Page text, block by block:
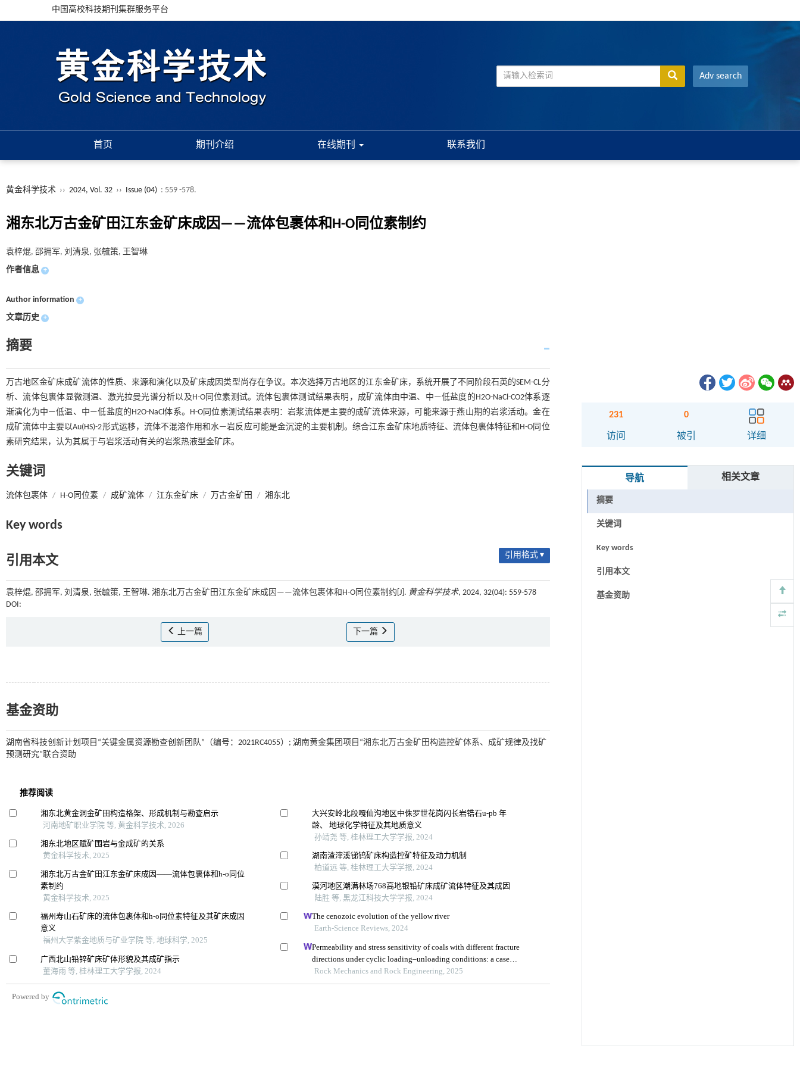
中国高校科技期刊集群服务平台
Adv search
首页 期刊介绍 在线期刊 联系我们
黄金科学技术 ›› 2024, Vol. 32 ›› Issue (04) : 559 -578.
湘东北万古金矿田江东金矿床成因——流体包裹体和H-O同位素制约
袁梓焜, 邵拥军, 刘清泉, 张毓策, 王智琳
作者信息 +
Author information +
文章历史 +
摘要
万古地区金矿床成矿流体的性质、来源和演化以及矿床成因类型尚存在争议。本次选择万古地区的江东金矿床，系统开展了不同阶段石英的SEM-CL分
析、流体包裹体显微测温、激光拉曼光谱分析以及H-O同位素测试。流体包裹体测试结果表明，成矿流体由中温、中—低盐度的H2O-NaCl-CO2体系逐
渐演化为中—低温、中—低盐度的H2O-NaCl体系。H-O同位素测试结果表明：岩浆流体是主要的成矿流体来源，可能来源于燕山期的岩浆活动。金在
成矿流体中主要以Au(HS)-2形式运移，流体不混溶作用和水—岩反应可能是金沉淀的主要机制。综合江东金矿床地质特征、流体包裹体特征和H-O同位
素研究结果，认为其属于与岩浆活动有关的岩浆热液型金矿床。
关键词
流体包裹体 / H-O同位素 / 成矿流体 / 江东金矿床 / 万古金矿田 / 湘东北
Key words
引用本文 引用格式 ▾
袁梓焜, 邵拥军, 刘清泉, 张毓策, 王智琳. 湘东北万古金矿田江东金矿床成因——流体包裹体和H-O同位素制约[J]. 黄金科学技术, 2024, 32(04): 559-578
DOI:
上一篇 下一篇
基金资助
湖南省科技创新计划项目“关键金属资源勘查创新团队”（编号：2021RC4055）; 湖南黄金集团项目“湘东北万古金矿田构造控矿体系、成矿规律及找矿
预测研究”联合资助
231
访问
0
被引 详细
导航 相关文章
摘要
关键词
Key words
引用本文
基金资助